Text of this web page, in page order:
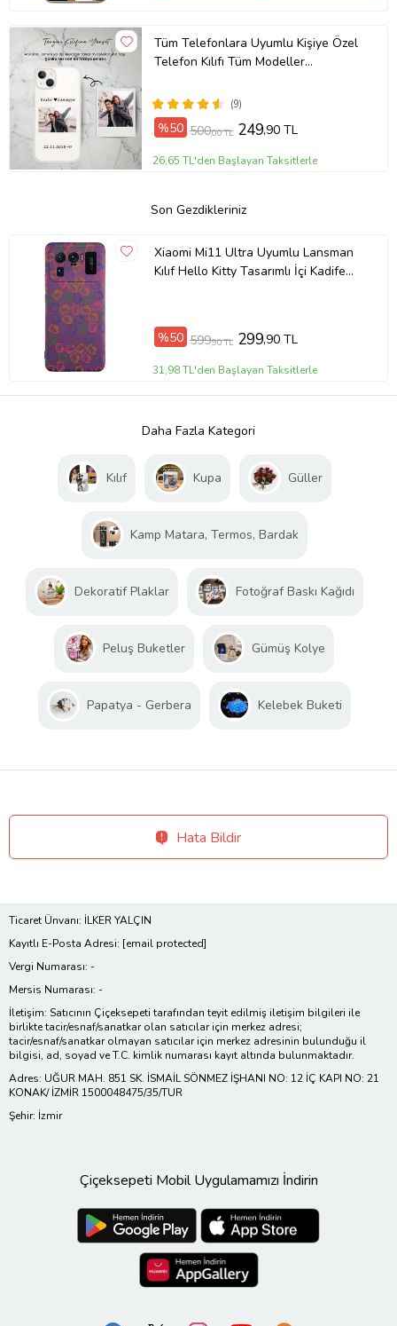
Tüm Telefonlara Uyumlu Kişiye Özel
Telefon Kılıfı Tüm Modeller
(9)
%50 500,00 TL 249,90 TL
26,65 TL'den Başlayan Taksitlerle
Son Gezdikleriniz
Xiaomi Mi11 Ultra Uyumlu Lansman
Kılıf Hello Kitty Tasarımlı İçi Kadife
%50 599,90 TL 299,90 TL
31,98 TL'den Başlayan Taksitlerle
Daha Fazla Kategori
Kılıf Kupa Güller
Kamp Matara, Termos, Bardak
Dekoratif Plaklar Fotoğraf Baskı Kağıdı
Peluş Buketler Gümüş Kolye
Papatya - Gerbera Kelebek Buketi
Hata Bildir
Ticaret Ünvanı: İLKER YALÇIN
Kayıtlı E-Posta Adresi: [email protected]
Vergi Numarası: -
Mersis Numarası: -
İletişim: Satıcının Çiçeksepeti tarafından teyit edilmiş iletişim bilgileri ile
birlikte tacir/esnaf/sanatkar olan satıcılar için merkez adresi;
tacir/esnaf/sanatkar olmayan satıcılar için merkez adresinin bulunduğu il
bilgisi, ad, soyad ve T.C. kimlik numarası kayıt altında bulunmaktadır.
Adres: UĞUR MAH. 851 SK. İSMAİL SÖNMEZ İŞHANI NO: 12 İÇ KAPI NO: 21
KONAK/ İZMİR 1500048475/35/TUR
Şehir: İzmir
Çiçeksepeti Mobil Uygulamamızı İndirin